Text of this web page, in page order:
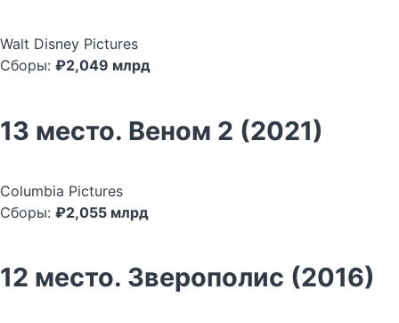
Walt Disney Pictures
Сборы: ₽2,049 млрд
13 место. Веном 2 (2021)
Columbia Pictures
Сборы: ₽2,055 млрд
12 место. Зверополис (2016)